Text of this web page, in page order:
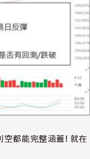
空都能完整涵蓋! 就在